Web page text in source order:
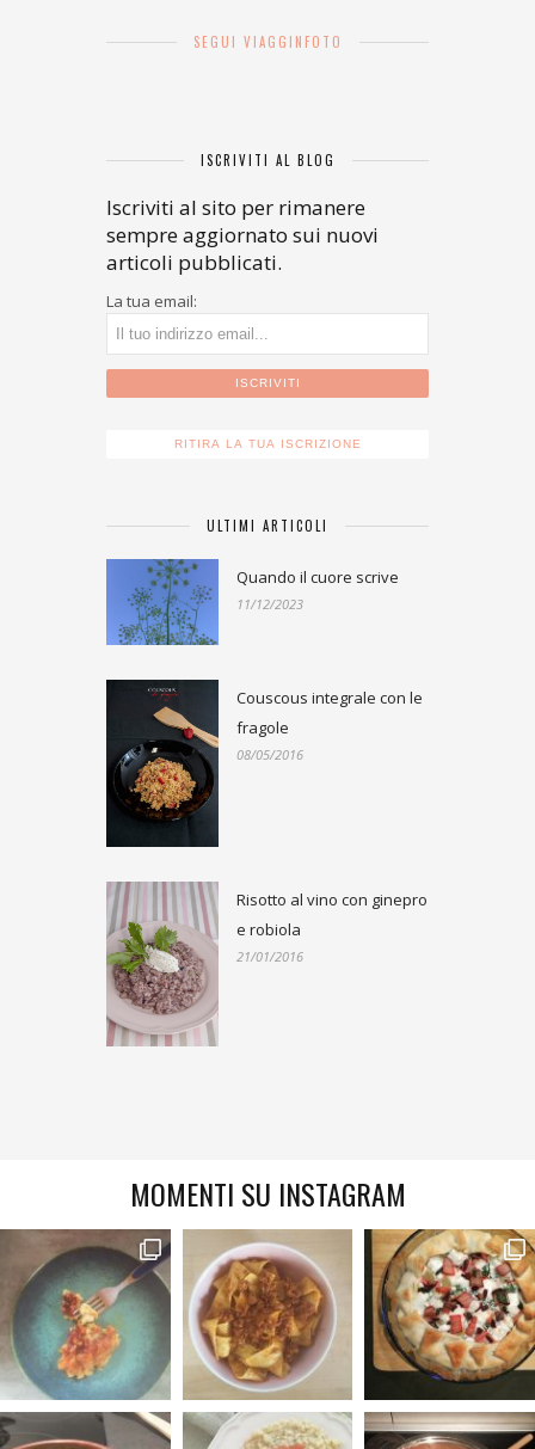
SEGUI VIAGGINFOTO
ISCRIVITI AL BLOG
Iscriviti al sito per rimanere
sempre aggiornato sui nuovi
articoli pubblicati.
La tua email:
ULTIMI ARTICOLI
Quando il cuore scrive
11/12/2023
Couscous integrale con le
fragole
08/05/2016
Risotto al vino con ginepro
e robiola
21/01/2016
MOMENTI SU INSTAGRAM